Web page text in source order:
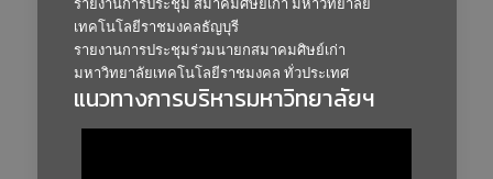
รายงานการประชุม สมาคมศิษย์เก่า มหาวิทยาลัย
เทคโนโลยีราชมงคลธัญบุรี
รายงานการประชุมร่วมนายกสมาคมศิษย์เก่า
มหาวิทยาลัยเทคโนโลยีราชมงคล ทั่วประเทศ
แนวทางการบริหารมหาวิทยาลัยฯ